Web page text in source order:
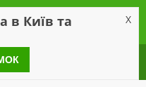
в Київ та X